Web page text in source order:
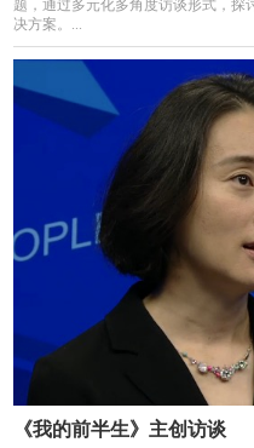
题，通过多元化多角度访谈形式，
决方案。...
《我的前半生》主创访谈